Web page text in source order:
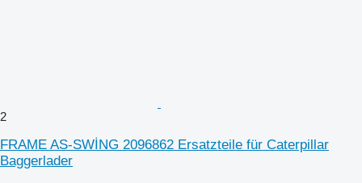
2
FRAME AS-SWİNG 2096862 Ersatzteile für Caterpillar
Baggerlader